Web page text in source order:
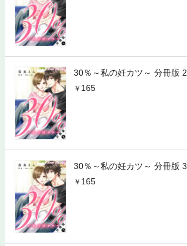
30％～私の妊カツ～ 分冊版 2
165
30％～私の妊カツ～ 分冊版 3
165